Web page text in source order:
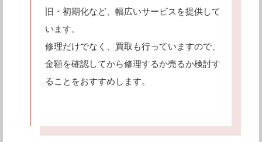
旧・初期化など、幅広いサービスを提供して
います。
修理だけでなく、買取も行っていますので、
金額を確認してから修理するか売るか検討す
ることをおすすめします。